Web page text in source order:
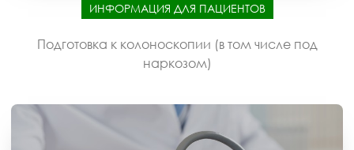
ИНФОРМАЦИЯ ДЛЯ ПАЦИЕНТОВ
Подготовка к колоноскопии (в том числе под
наркозом)